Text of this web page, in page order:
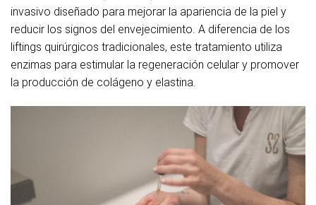
invasivo diseñado para mejorar la apariencia de la piel y
reducir los signos del envejecimiento. A diferencia de los
liftings quirúrgicos tradicionales, este tratamiento utiliza
enzimas para estimular la regeneración celular y promover
la producción de colágeno y elastina.